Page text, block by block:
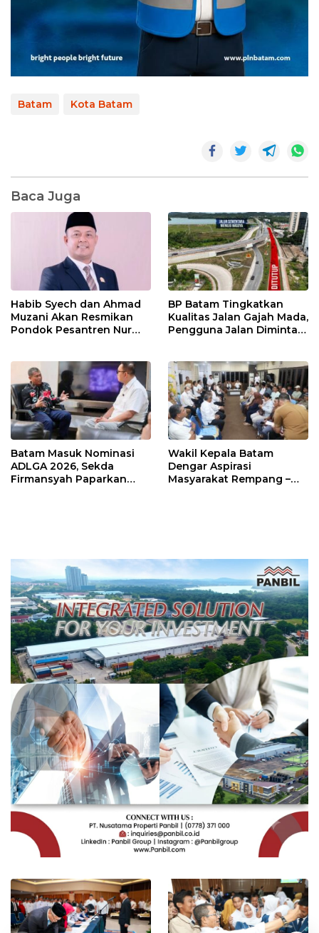
Batam Kota Batam
Baca Juga
Habib Syech dan Ahmad
Muzani Akan Resmikan
Pondok Pesantren Nur
BP Batam Tingkatkan
Kualitas Jalan Gajah Mada,
Pengguna Jalan Diminta
Batam Masuk Nominasi
ADLGA 2026, Sekda
Firmansyah Paparkan
Wakil Kepala Batam
Dengar Aspirasi
Masyarakat Rempang –